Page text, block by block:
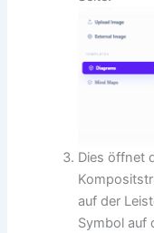
Dies öffnet
auf der
Symbol auf